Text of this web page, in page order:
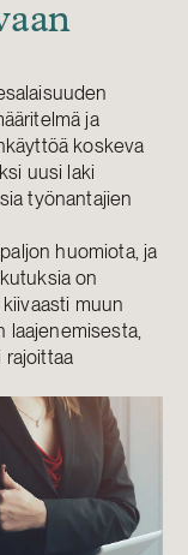
ja
koskeva
uusi laki
työnantajien
huomiota, ja
on
muun
laajenemisesta,